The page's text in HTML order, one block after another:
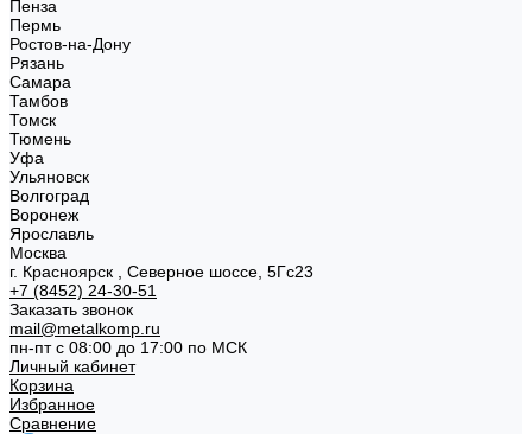
Пенза
Пермь
Ростов-на-Дону
Рязань
Самара
Тамбов
Томск
Тюмень
Уфа
Ульяновск
Волгоград
Воронеж
Ярославль
Москва
г. Красноярск , Северное шоссе, 5Гс23
+7 (8452) 24-30-51
Заказать звонок
mail@metalkomp.ru
пн-пт с 08:00 до 17:00 по МСК
Личный кабинет
Корзина
Избранное
Сравнение